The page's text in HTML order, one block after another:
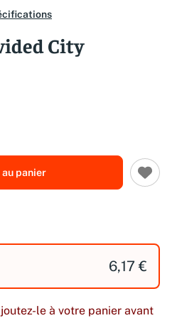
City
panier
6,17 €
le à votre panier avant